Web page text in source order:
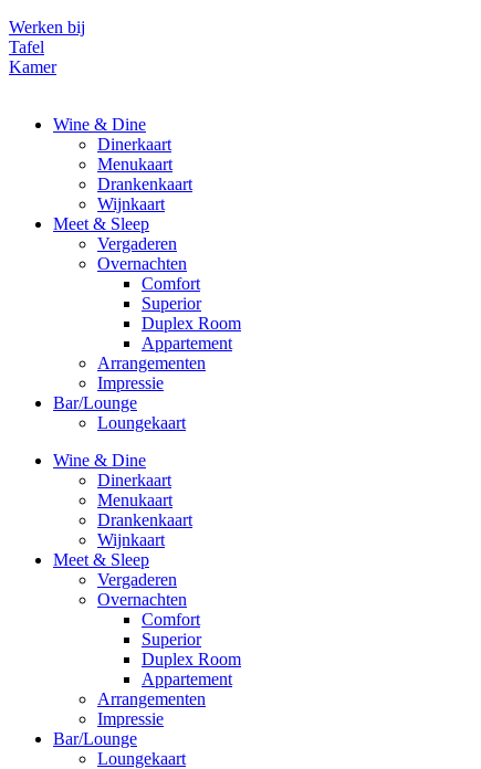
Werken bij
Tafel
Kamer
Wine & Dine
Dinerkaart
Menukaart
Drankenkaart
Wijnkaart
Meet & Sleep
Vergaderen
Overnachten
Comfort
Superior
Duplex Room
Appartement
Arrangementen
Impressie
Bar/Lounge
Loungekaart
Wine & Dine
Dinerkaart
Menukaart
Drankenkaart
Wijnkaart
Meet & Sleep
Vergaderen
Overnachten
Comfort
Superior
Duplex Room
Appartement
Arrangementen
Impressie
Bar/Lounge
Loungekaart